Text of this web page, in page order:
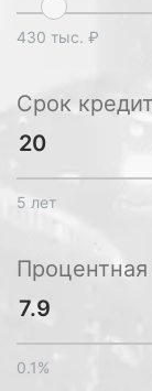
430 тыс. ₽
Срок
5 лет
Процентная
0.1%